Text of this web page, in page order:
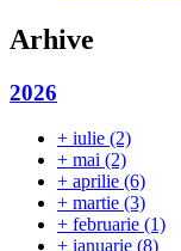
Arhive
2026
+ iulie (2)
+ mai (2)
+ aprilie (6)
+ martie (3)
+ februarie (1)
+ ianuarie (8)